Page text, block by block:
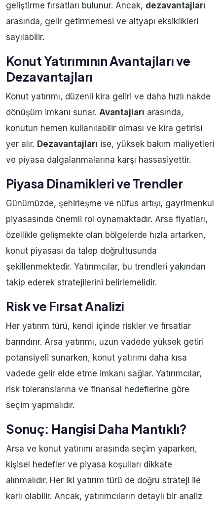
geliştirme fırsatları bulunur. Ancak, dezavantajları
arasında, gelir getirmemesi ve altyapı eksiklikleri
sayılabilir.
Konut Yatırımının Avantajları ve
Dezavantajları
Konut yatırımı, düzenli kira geliri ve daha hızlı nakde
dönüşüm imkanı sunar. Avantajları arasında,
konutun hemen kullanılabilir olması ve kira getirisi
yer alır. Dezavantajları ise, yüksek bakım maliyetleri
ve piyasa dalgalanmalarına karşı hassasiyettir.
Piyasa Dinamikleri ve Trendler
Günümüzde, şehirleşme ve nüfus artışı, gayrimenkul
piyasasında önemli rol oynamaktadır. Arsa fiyatları,
özellikle gelişmekte olan bölgelerde hızla artarken,
konut piyasası da talep doğrultusunda
şekillenmektedir. Yatırımcılar, bu trendleri yakından
takip ederek stratejilerini belirlemelidir.
Risk ve Fırsat Analizi
Her yatırım türü, kendi içinde riskler ve fırsatlar
barındırır. Arsa yatırımı, uzun vadede yüksek getiri
potansiyeli sunarken, konut yatırımı daha kısa
vadede gelir elde etme imkanı sağlar. Yatırımcılar,
risk toleranslarına ve finansal hedeflerine göre
seçim yapmalıdır.
Sonuç: Hangisi Daha Mantıklı?
Arsa ve konut yatırımı arasında seçim yaparken,
kişisel hedefler ve piyasa koşulları dikkate
alınmalıdır. Her iki yatırım türü de doğru strateji ile
karlı olabilir. Ancak, yatırımcıların detaylı bir analiz